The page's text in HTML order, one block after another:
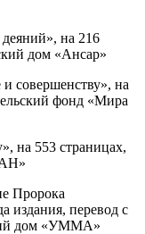
на 216
дом «Ансар»
совершенству», на
фонд «Мира
на 553 страницах,
Пророка
издания, перевод с
дом «УММА»